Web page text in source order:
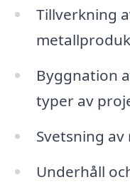
Tillverkning
Byggnation
typer av
Svetsning
Underhåll